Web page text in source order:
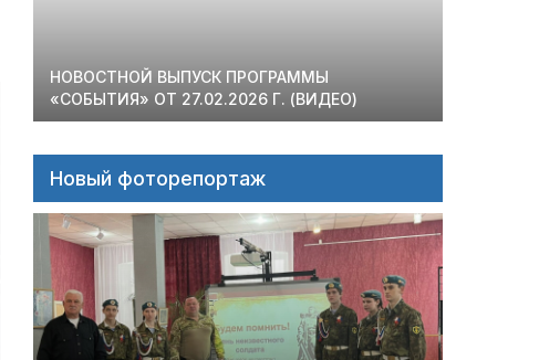
НОВОСТНОЙ ВЫПУСК ПРОГРАММЫ
«СОБЫТИЯ» ОТ 27.02.2026 Г. (ВИДЕО)
Новый фоторепортаж